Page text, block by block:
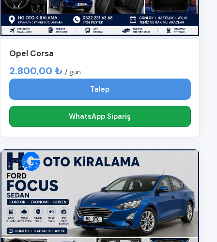
Opel Corsa
2.800,00 ₺ / gün
Talep
WhatsApp Sipariş